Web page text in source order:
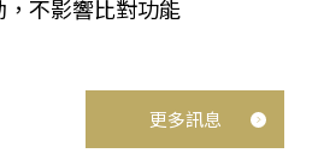
，不影響比對功能
更多訊息